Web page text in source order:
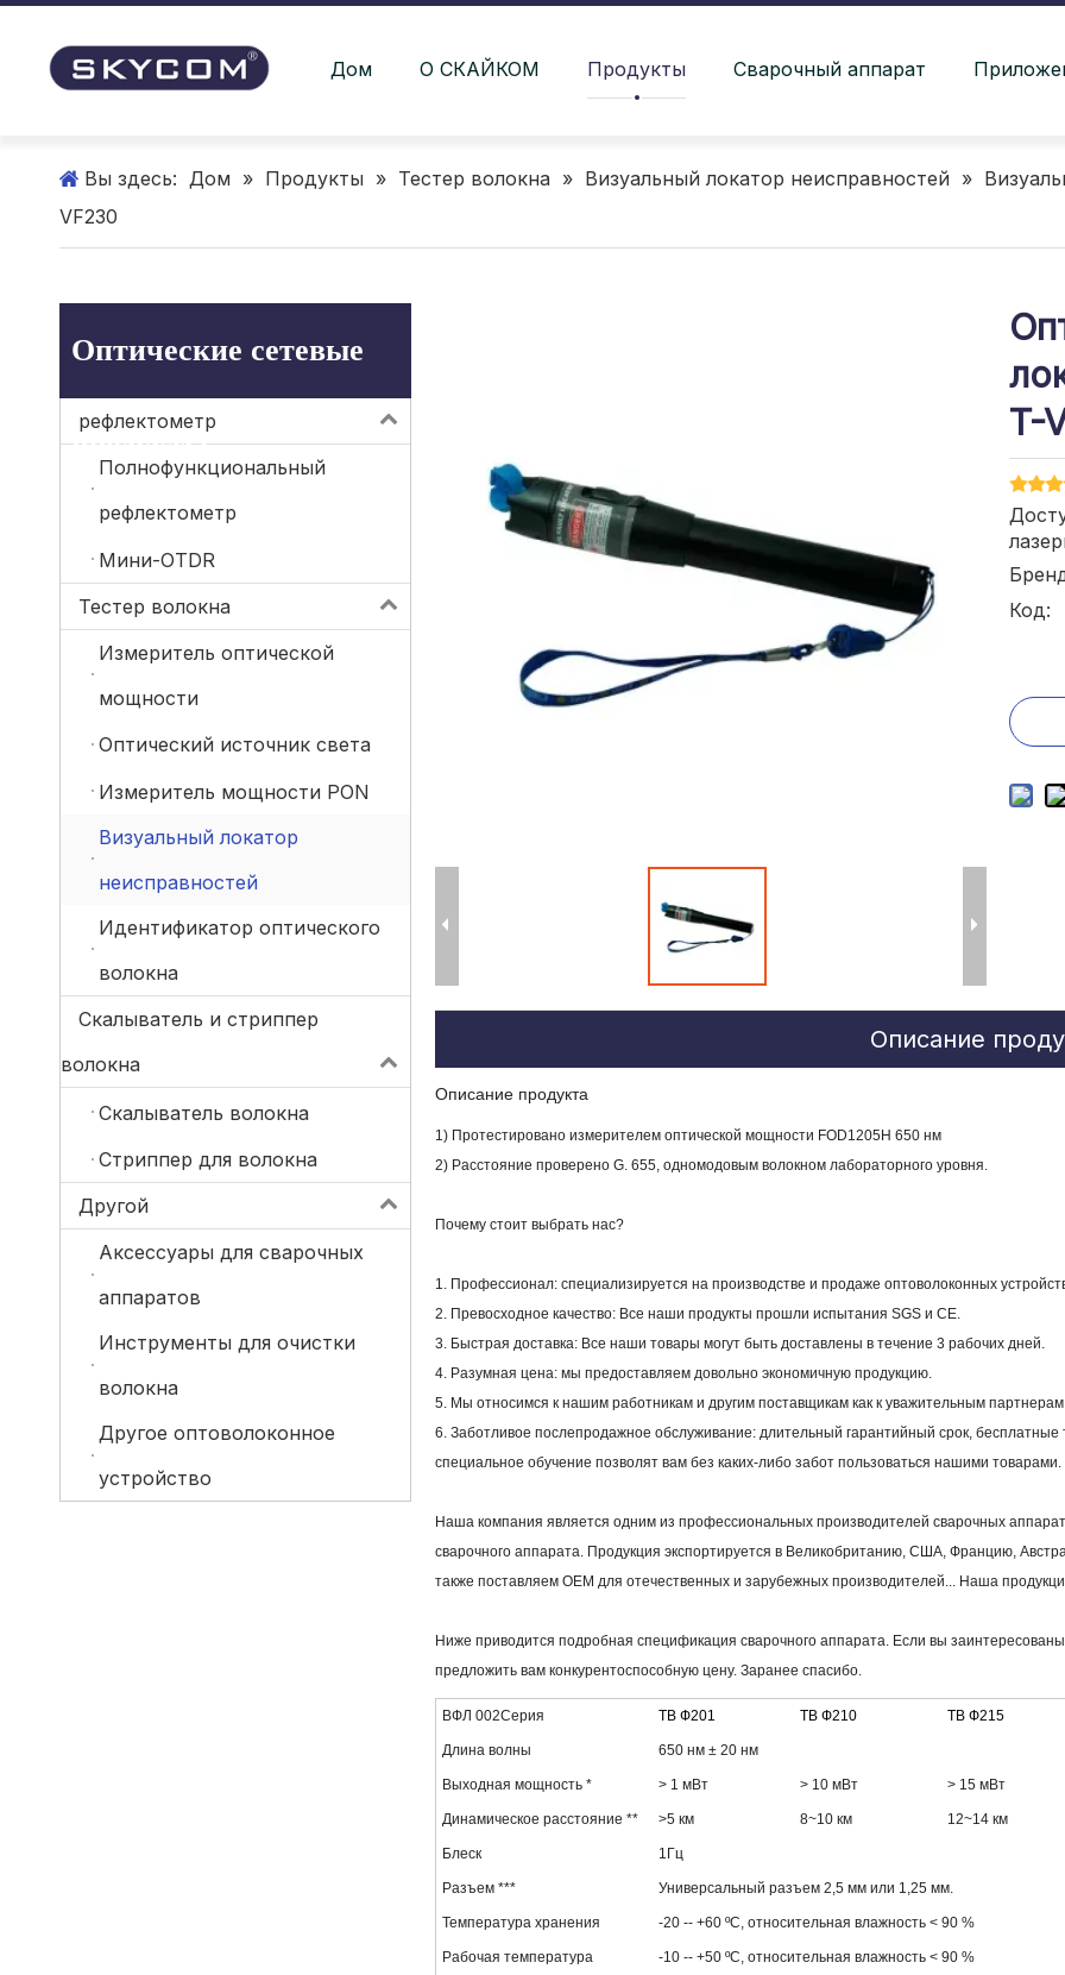
Дом О СКАЙКОМ Продукты Сварочный аппарат
Вы здесь: Дом » Продукты » Тестер волокна » Визуальный локатор неисправностей »
VF230
Оптические сетевые
продукты
рефлектометр
Полнофункциональный
рефлектометр
Мини-OTDR
Тестер волокна
Измеритель оптической
мощности
Оптический источник света
Измеритель мощности PON
Визуальный локатор
неисправностей
Идентификатор оптического
волокна
Скалыватель и стриппер
волокна
Скалыватель волокна
Стриппер для волокна
Другой
Аксессуары для сварочных
аппаратов
Инструменты для очистки
волокна
Другое оптоволоконное
устройство
T-
Код:
Описание
Описание продукта
1) Протестировано измерителем оптической мощности FOD1205H 650 нм
2) Расстояние проверено G. 655, одномодовым волокном лабораторного уровня.
Почему стоит выбрать нас?
1. Профессионал: специализируется на производстве и продаже оптоволоконных
2. Превосходное качество: Все наши продукты прошли испытания SGS и CE.
3. Быстрая доставка: Все наши товары могут быть доставлены в течение 3 рабочих дней.
4. Разумная цена: мы предоставляем довольно экономичную продукцию.
5. Мы относимся к нашим работникам и другим поставщикам как к уважительным
6. Заботливое послепродажное обслуживание: длительный гарантийный срок, бесплатные
специальное обучение позволят вам без каких-либо забот пользоваться нашими товарами.
Наша компания является одним из профессиональных производителей сварочных
сварочного аппарата. Продукция экспортируется в Великобританию, США, Францию,
также поставляем OEM для отечественных и зарубежных производителей... Наша
Ниже приводится подробная спецификация сварочного аппарата. Если вы
предложить вам конкурентоспособную цену. Заранее спасибо.
ВФЛ 002Серия ТВ Ф201 ТВ Ф210 ТВ Ф215
Длина волны 650 нм ± 20 нм
Выходная мощность * > 1 мВт > 10 мВт > 15 мВт
Динамическое расстояние ** >5 км 8~10 км 12~14 км
Блеск 1 Гц
Разъем *** Универсальный разъем 2,5 мм или 1,25 мм.
Температура хранения -20 -- +60 ºC, относительная влажность < 90 %
Рабочая температура -10 -- +50 ºC, относительная влажность < 90 %